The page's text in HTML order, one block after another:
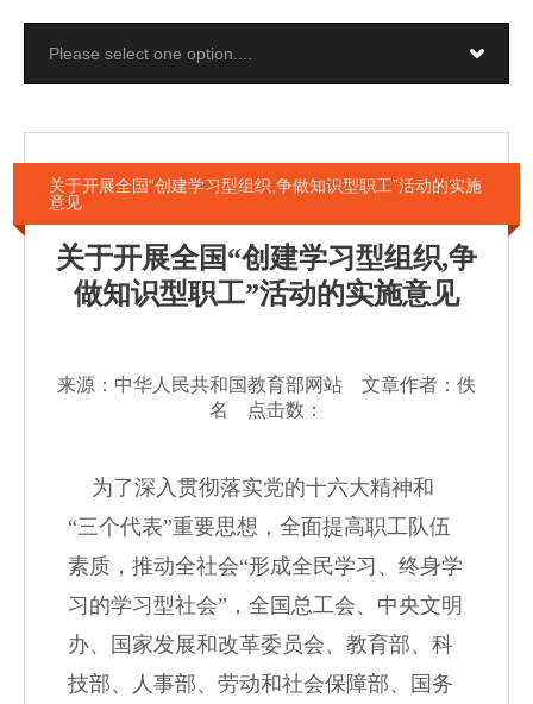
关于开展全国“创建学习型组织,争做知识型职工”活动的实施
意见
关于开展全国“创建学习型组织,争
做知识型职工”活动的实施意见
来源：中华人民共和国教育部网站 文章作者：佚
名 点击数：
为了深入贯彻落实党的十六大精神和
“三个代表”重要思想，全面提高职工队伍
素质，推动全社会“形成全民学习、终身学
习的学习型社会” ，全国总工会、中央文明
办、国家发展和改革委员会、教育部、科
技部、人事部、劳动和社会保障部、国务